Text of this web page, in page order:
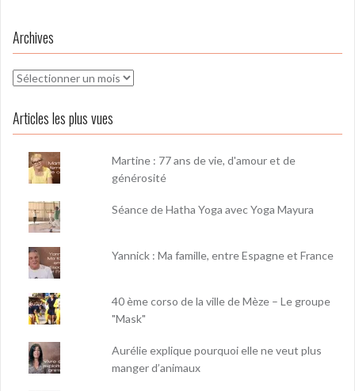
Archives
Archives
Articles les plus vues
Martine : 77 ans de vie, d'amour et de
générosité
Séance de Hatha Yoga avec Yoga Mayura
Yannick : Ma famille, entre Espagne et France
40 ème corso de la ville de Mèze – Le groupe
"Mask"
Aurélie explique pourquoi elle ne veut plus
manger d’animaux